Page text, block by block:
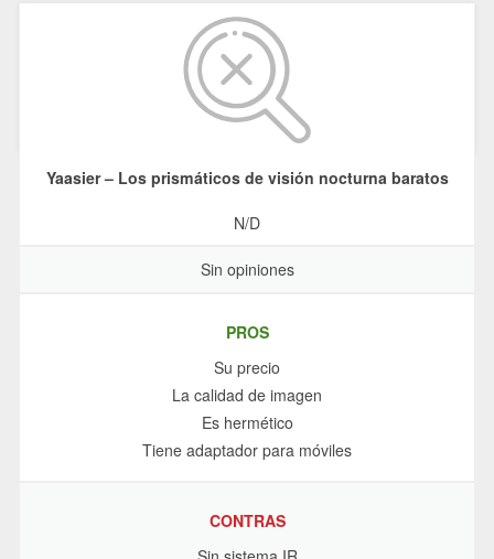
Yaasier – Los prismáticos de visión nocturna baratos
N/D
Sin opiniones
PROS
Su precio
La calidad de imagen
Es hermético
Tiene adaptador para móviles
CONTRAS